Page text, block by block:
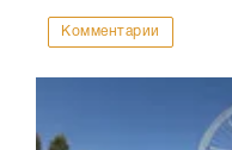
Комментарии